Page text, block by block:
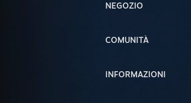
NEGOZIO
COMUNITÀ
INFORMAZIONI